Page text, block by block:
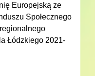
Europejską ze
Społecznego
Łódzkiego 2021-